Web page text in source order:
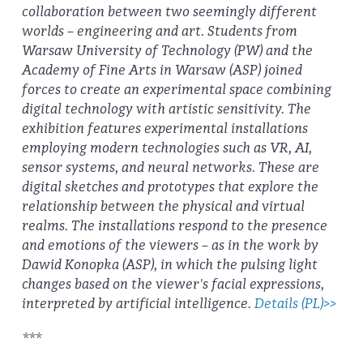
collaboration between two seemingly different
worlds – engineering and art. Students from
Warsaw University of Technology (PW) and the
Academy of Fine Arts in Warsaw (ASP) joined
forces to create an experimental space combining
digital technology with artistic sensitivity. The
exhibition features experimental installations
employing modern technologies such as VR, AI,
sensor systems, and neural networks. These are
digital sketches and prototypes that explore the
relationship between the physical and virtual
realms. The installations respond to the presence
and emotions of the viewers – as in the work by
Dawid Konopka (ASP), in which the pulsing light
changes based on the viewer's facial expressions,
interpreted by artificial intelligence.Details (PL)>>
***